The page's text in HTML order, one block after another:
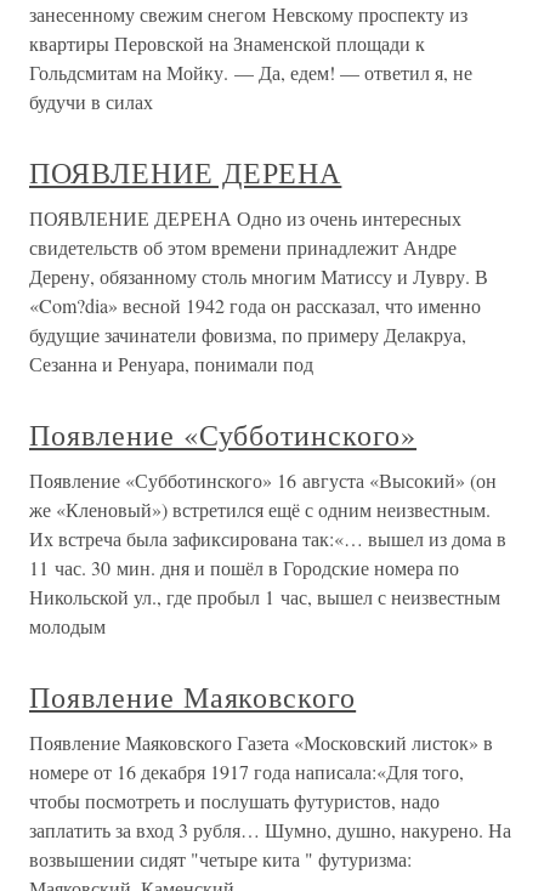
занесенному свежим снегом Невскому проспекту из
квартиры Перовской на Знаменской площади к
Гольдсмитам на Мойку. — Да, едем! — ответил я, не
будучи в силах
ПОЯВЛЕНИЕ ДЕРЕНА
ПОЯВЛЕНИЕ ДЕРЕНА Одно из очень интересных
свидетельств об этом времени принадлежит Андре
Дерену, обязанному столь многим Матиссу и Лувру. В
«Com?dia» весной 1942 года он рассказал, что именно
будущие зачинатели фовизма, по примеру Делакруа,
Сезанна и Ренуара, понимали под
Появление «Субботинского»
Появление «Субботинского» 16 августа «Высокий» (он
же «Кленовый») встретился ещё с одним неизвестным.
Их встреча была зафиксирована так:«… вышел из дома в
11 час. 30 мин. дня и пошёл в Городские номера по
Никольской ул., где пробыл 1 час, вышел с неизвестным
молодым
Появление Маяковского
Появление Маяковского Газета «Московский листок» в
номере от 16 декабря 1917 года написала:«Для того,
чтобы посмотреть и послушать футуристов, надо
заплатить за вход 3 рубля… Шумно, душно, накурено. На
возвышении сидят "четыре кита " футуризма: